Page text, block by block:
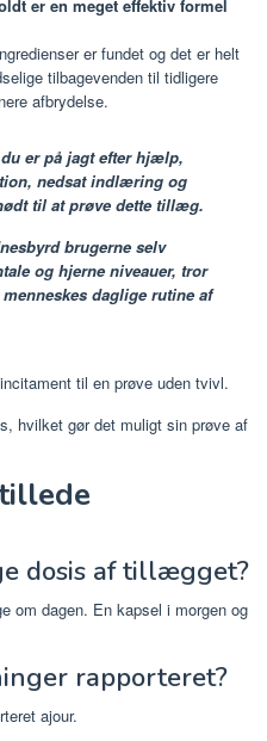
er en meget effektiv formel
er fundet og det er helt
tilbagevenden til tidligere
afbrydelse.
er på jagt efter hjælp,
nedsat indlæring og
til at prøve dette tillæg.
brugerne selv
og hjerne niveauer, tror
daglige rutine af
til en prøve uden tvivl.
hvilket gør det muligt sin prøve af
dosis af tillægget?
om dagen. En kapsel i morgen og
rapporteret?
ajour.